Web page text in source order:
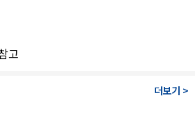
고
더보기 >